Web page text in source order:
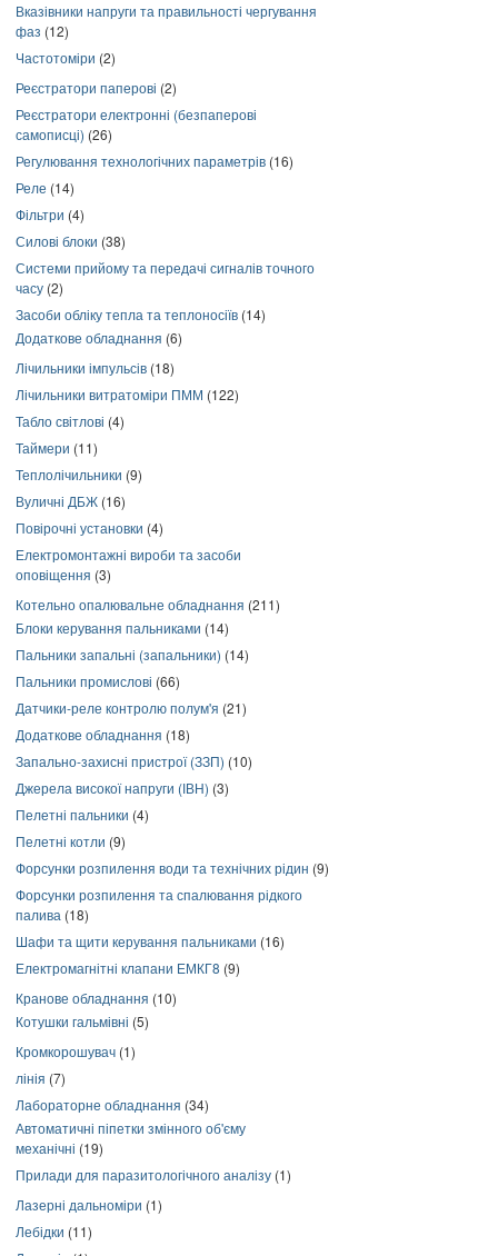
Вказівники напруги та правильності чергування
фаз (12)
Частотоміри (2)
Реєстратори паперові (2)
Реєстратори електронні (безпаперові
самописці) (26)
Регулювання технологічних параметрів (16)
Реле (14)
Фільтри (4)
Силові блоки (38)
Системи прийому та передачі сигналів точного
часу (2)
Засоби обліку тепла та теплоносіїв (14)
Додаткове обладнання (6)
Лічильники імпульсів (18)
Лічильники витратоміри ПММ (122)
Табло світлові (4)
Таймери (11)
Теплолічильники (9)
Вуличні ДБЖ (16)
Повірочні установки (4)
Електромонтажні вироби та засоби
оповіщення (3)
Котельно опалювальне обладнання (211)
Блоки керування пальниками (14)
Пальники запальні (запальники) (14)
Пальники промислові (66)
Датчики-реле контролю полум'я (21)
Додаткове обладнання (18)
Запально-захисні пристрої (ЗЗП) (10)
Джерела високої напруги (ІВН) (3)
Пелетні пальники (4)
Пелетні котли (9)
Форсунки розпилення води та технічних рідин (9)
Форсунки розпилення та спалювання рідкого
палива (18)
Шафи та щити керування пальниками (16)
Електромагнітні клапани ЕМКГ8 (9)
Кранове обладнання (10)
Котушки гальмівні (5)
Кромкорошувач (1)
лінія (7)
Лабораторне обладнання (34)
Автоматичні піпетки змінного об'єму
механічні (19)
Прилади для паразитологічного аналізу (1)
Лазерні дальноміри (1)
Лебідки (11)